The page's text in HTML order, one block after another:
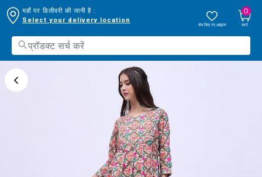
यहाँ पर डिलीवरी की जानी है :
Select your delivery location
सेव किए गए आइटम
0
कार्ट